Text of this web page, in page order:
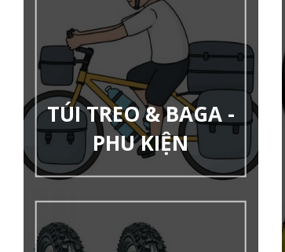
TÚI TREO & BAGA -
PHU KIỆN